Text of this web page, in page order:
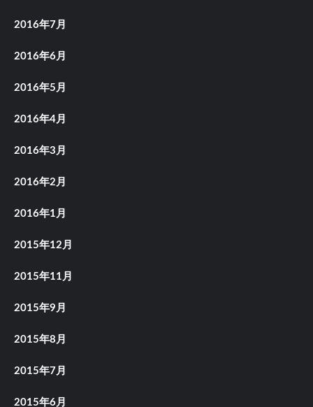
2016年7月
2016年6月
2016年5月
2016年4月
2016年3月
2016年2月
2016年1月
2015年12月
2015年11月
2015年9月
2015年8月
2015年7月
2015年6月